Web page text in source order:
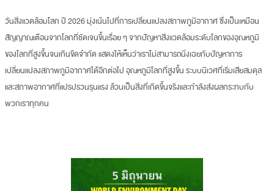
วันสิ่งแวดล้อมโลก ปี 2026 มุ่งเน้นไปที่การเปลี่ยนแปลงสภาพภูมิอากาศ ซึ่งเป็นเหมือน
สัญญาณเตือนจากโลกที่ชัดเจนขึ้นเรื่อย ๆ จากปัญหาสิ่งแวดล้อมระดับโลกของอุณหภูมิ
ของโลกที่สูงขึ้นจนเกินขีดจำกัด แสดงให้เห็นว่าเราไม่สามารถนิ่งเฉยกับปัญหาการ
เปลี่ยนแปลงสภาพภูมิอากาศได้อีกต่อไป อุณหภูมิโลกที่สูงขึ้น ระบบนิเวศที่เริ่มเสียสมดุล
และสภาพอากาศที่แปรปรวนรุนแรง ล้วนเป็นสิ่งที่เกิดขึ้นจริงและกำลังส่งผลกระทบกับ
พวกเราทุกคน